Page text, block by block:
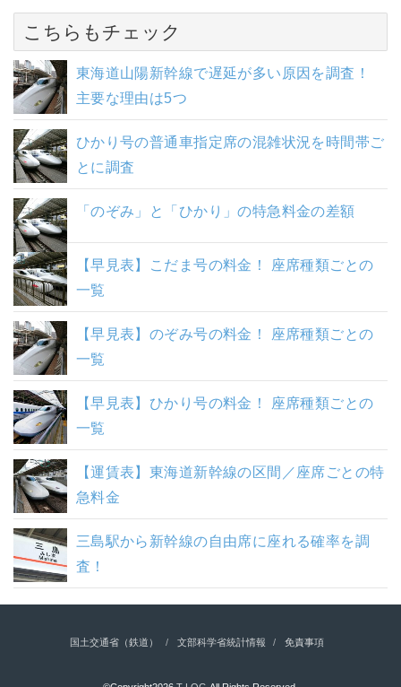
こちらもチェック
東海道山陽新幹線で遅延が多い原因を調査！
主要な理由は5つ
ひかり号の普通車指定席の混雑状況を時間帯ご
とに調査
「のぞみ」と「ひかり」の特急料金の差額
【早見表】こだま号の料金！ 座席種類ごとの
一覧
【早見表】のぞみ号の料金！ 座席種類ごとの
一覧
【早見表】ひかり号の料金！ 座席種類ごとの
一覧
【運賃表】東海道新幹線の区間／座席ごとの特
急料金
三島駅から新幹線の自由席に座れる確率を調
査！
国土交通省（鉄道） 文部科学省統計情報 免責事項